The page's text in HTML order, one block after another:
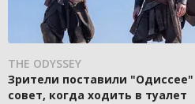
THE ODYSSEY
Зрители поставили
совет, когда ходить в туалет